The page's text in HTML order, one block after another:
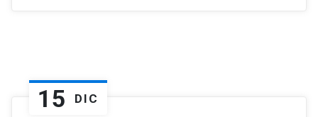
15 DIC